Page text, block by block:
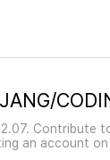
Contribute
an account on